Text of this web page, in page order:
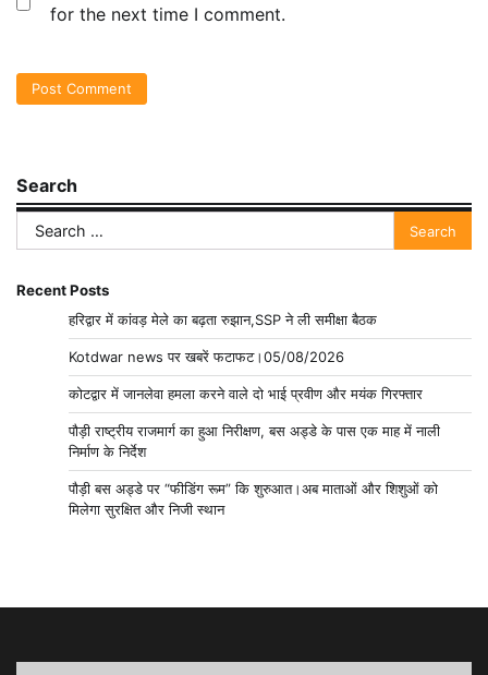
for the next time I comment.
Search
Search
for:
Recent Posts
हरिद्वार में कांवड़ मेले का बढ़ता रुझान,SSP ने ली समीक्षा बैठक
Kotdwar news पर खबरें फटाफट।05/08/2026
कोटद्वार में जानलेवा हमला करने वाले दो भाई प्रवीण और मयंक गिरफ्तार
पौड़ी राष्ट्रीय राजमार्ग का हुआ निरीक्षण, बस अड्डे के पास एक माह में नाली
निर्माण के निर्देश
पौड़ी बस अड्डे पर “फीडिंग रूम” कि शुरुआत।अब माताओं और शिशुओं को
मिलेगा सुरक्षित और निजी स्थान